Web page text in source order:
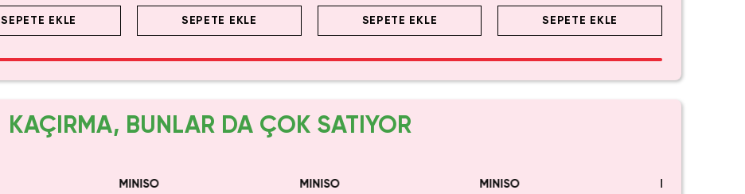
SEPETE EKLE SEPETE EKLE SEPETE EKLE SEPETE EKLE
KAÇIRMA, BUNLAR DA ÇOK SATIYOR
MINISO MINISO MINISO